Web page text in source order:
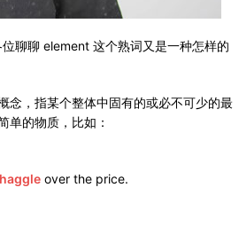
位聊聊 element 这个熟词又是一种怎样的
念，指某个整体中固有的或必不可少的最
单的物质，比如：
haggle over the price.